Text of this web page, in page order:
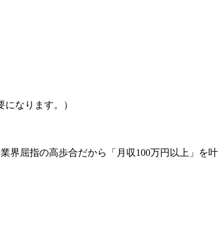
なります。）
界屈指の高歩合だから「月収100万円以上」を